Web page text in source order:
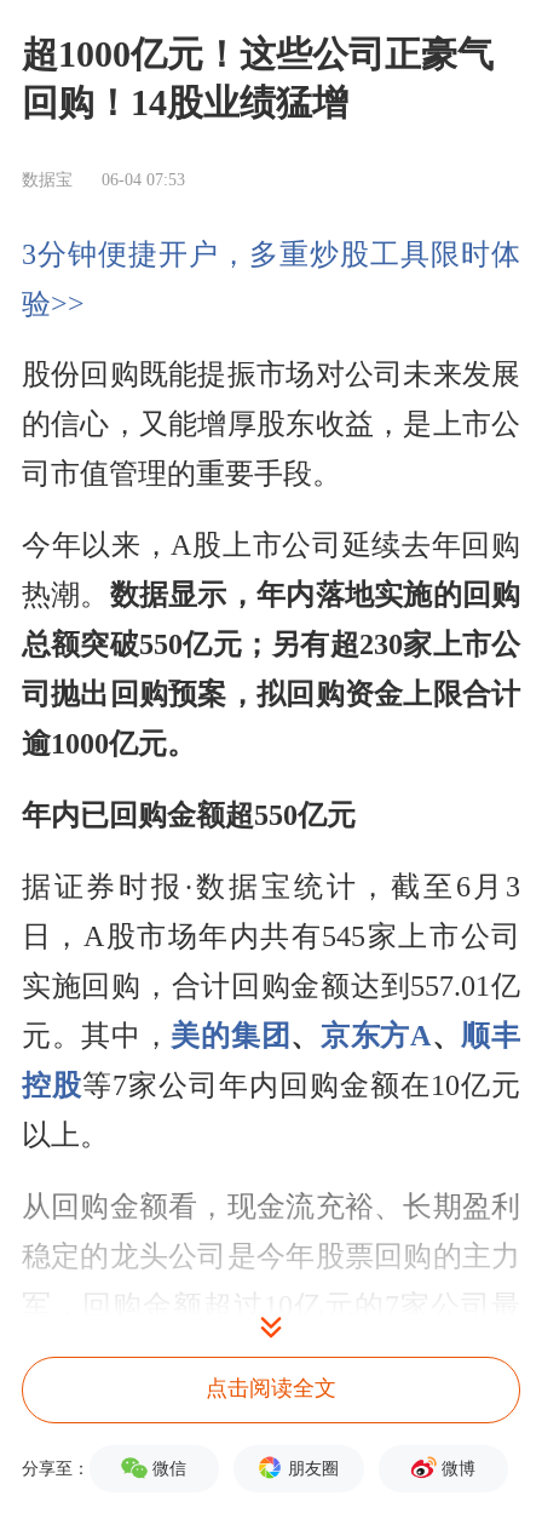
超1000亿元！这些公司正豪气
回购！14股业绩猛增
数据宝 06-04 07:53
3分钟便捷开户，多重炒股工具限时体
验>>
股份回购既能提振市场对公司未来发展
的信心，又能增厚股东收益，是上市公
司市值管理的重要手段。
今年以来，A股上市公司延续去年回购
热潮。 数据显示，年内落地实施的回购
总额突破550亿元；另有超230家上市公
司抛出回购预案，拟回购资金上限合计
逾1000亿元。
年内已回购金额超550亿元
据证券时报·数据宝统计，截至6月3
日，A股市场年内共有545家上市公司
实施回购，合计回购金额达到557.01亿
元。其中， 美的集团 、 京东方A、 顺丰
控股等7家公司年内回购金额在10亿元
以上。
从回购金额看，现金流充裕、长期盈利
稳定的龙头公司是今年股票回购的主力
军，回购金额超过10亿元的7家公司最
新总市值均在千亿元以上，包括白酒、
家电、有色、
物流等行业龙头公司。
美
的集团
年内回购金额居首，达到49.39
点击阅读全文
分享至： 微信 朋友圈 微博